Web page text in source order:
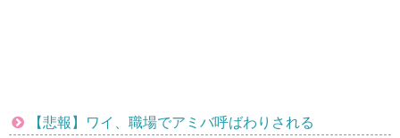
【悲報】ワイ、職場でアミバ呼ばわりされる